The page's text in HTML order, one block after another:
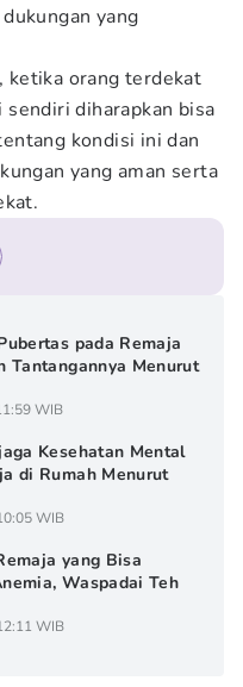
yang
ketika orang terdekat
diharapkan bisa
kondisi ini dan
yang aman serta
pada Remaja
Tantangannya Menurut
WIB
Kesehatan Mental
di Rumah Menurut
WIB
yang Bisa
Waspadai Teh
WIB